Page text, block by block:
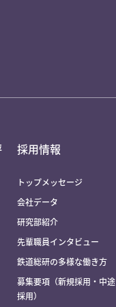
採用情報
トップメッセージ
会社データ
研究部紹介
先輩職員インタビュー
鉄道総研の多様な働き方
募集要項（新規採用・中途
採用）